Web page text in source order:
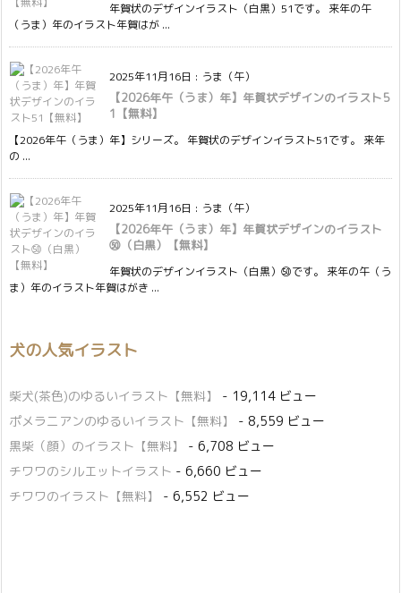
年賀状のデザインイラスト（白黒）51です。 来年の午
（うま）年のイラスト年賀はが ...
2025年11月16日 : うま（午）
【2026年午（うま）年】年賀状デザインのイラスト5
1【無料】
【2026年午（うま）年】シリーズ。 年賀状のデザインイラスト51です。 来年
の ...
2025年11月16日 : うま（午）
【2026年午（うま）年】年賀状デザインのイラスト
㊿（白黒）【無料】
年賀状のデザインイラスト（白黒）㊿です。 来年の午（う
ま）年のイラスト年賀はがき ...
犬の人気イラスト
柴犬(茶色)のゆるいイラスト【無料】
- 19,114 ビュー
ポメラニアンのゆるいイラスト【無料】
- 8,559 ビュー
黒柴（顔）のイラスト【無料】
- 6,708 ビュー
チワワのシルエットイラスト - 6,660 ビュー
チワワのイラスト【無料】
- 6,552 ビュー